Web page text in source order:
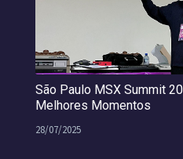
São Paulo MSX Summit
Melhores Momentos
28/07/2025